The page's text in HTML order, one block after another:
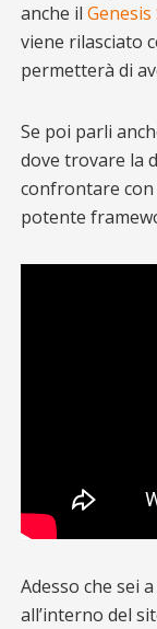
anche il Genesis
viene rilasciato
permetterà di
Se poi parli
dove trovare la
confrontare
potente
Adesso che sei
all’interno del